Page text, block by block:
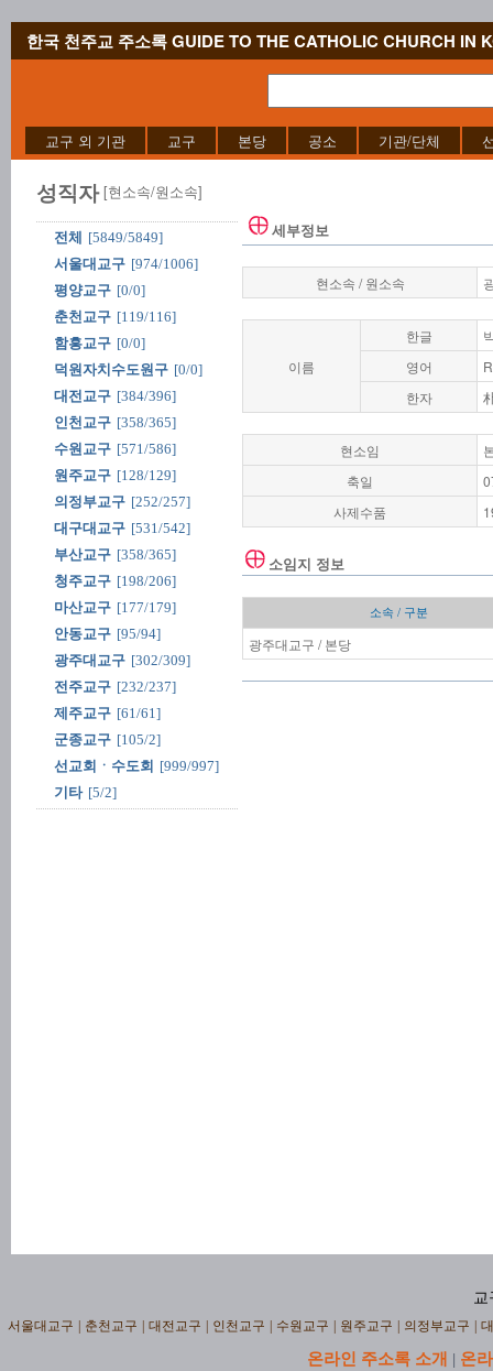
한국 천주교 주소록 GUIDE TO THE CATHOLIC CHURCH IN
교구 외 기관 교구 본당 공소 기관/단체
성직자 [현소속/원소속]
전체
[5849/5849]
서울대교구 [974/1006]
평양교구 [0/0]
춘천교구 [119/116]
함흥교구 [0/0]
덕원자치수도원구 [0/0]
대전교구 [384/396]
인천교구 [358/365]
수원교구 [571/586]
원주교구 [128/129]
의정부교구 [252/257]
대구대교구 [531/542]
부산교구 [358/365]
청주교구 [198/206]
마산교구 [177/179]
안동교구 [95/94]
광주대교구 [302/309]
전주교구 [232/237]
제주교구 [61/61]
군종교구 [105/2]
선교회ㆍ수도회 [999/997]
기타 [5/2]
세부정보
현소속 / 원소속
이름
한글
영어
한자
현소임
축일
사제수품
소임지 정보
소속 / 구분
광주대교구 / 본당
교
서울대교구 춘천교구 대전교구 인천교구 수원교구 원주교구 의정부교구
온라인 주소록 소개 | 온